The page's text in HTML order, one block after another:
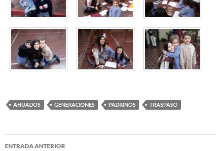
AHIJADOS GENERACIONES PADRINOS TRASPASO
Navegación
ENTRADA ANTERIOR